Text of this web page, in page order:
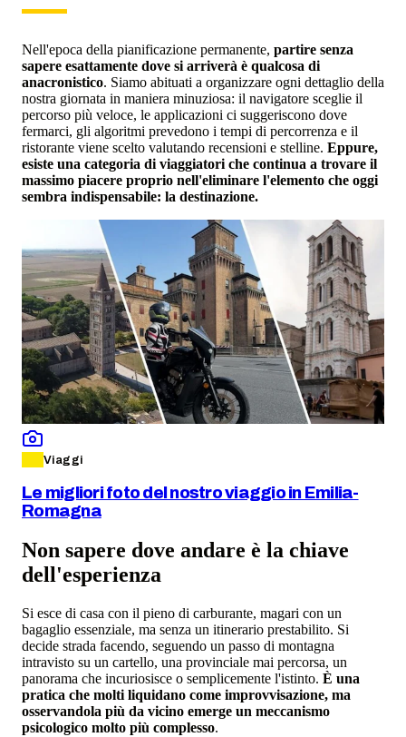
Nell'epoca della pianificazione permanente, partire senza
sapere esattamente dove si arriverà è qualcosa di
anacronistico. Siamo abituati a organizzare ogni dettaglio della
nostra giornata in maniera minuziosa: il navigatore sceglie il
percorso più veloce, le applicazioni ci suggeriscono dove
fermarci, gli algoritmi prevedono i tempi di percorrenza e il
ristorante viene scelto valutando recensioni e stelline. Eppure,
esiste una categoria di viaggiatori che continua a trovare il
massimo piacere proprio nell'eliminare l'elemento che oggi
sembra indispensabile: la destinazione.
Viaggi
Le migliori foto del nostro viaggio in Emilia-
Romagna
Non sapere dove andare è la chiave
dell'esperienza
Si esce di casa con il pieno di carburante, magari con un
bagaglio essenziale, ma senza un itinerario prestabilito. Si
decide strada facendo, seguendo un passo di montagna
intravisto su un cartello, una provinciale mai percorsa, un
panorama che incuriosisce o semplicemente l'istinto. È una
pratica che molti liquidano come improvvisazione, ma
osservandola più da vicino emerge un meccanismo
psicologico molto più complesso.